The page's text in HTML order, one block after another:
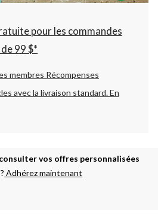
pour les commandes
99 $*
membres Récompenses
avec la livraison standard.En
vos offres personnalisées
Adhérez maintenant